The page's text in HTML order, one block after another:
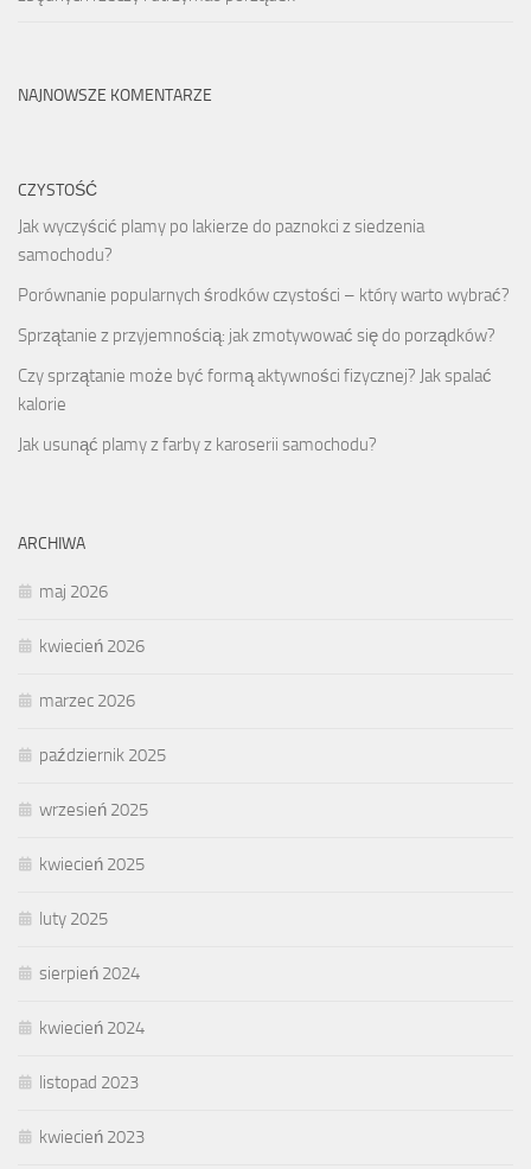
NAJNOWSZE KOMENTARZE
CZYSTOŚĆ
Jak wyczyścić plamy po lakierze do paznokci z siedzenia
samochodu?
Porównanie popularnych środków czystości – który warto wybrać?
Sprzątanie z przyjemnością: jak zmotywować się do porządków?
Czy sprzątanie może być formą aktywności fizycznej? Jak spalać
kalorie
Jak usunąć plamy z farby z karoserii samochodu?
ARCHIWA
maj 2026
kwiecień 2026
marzec 2026
październik 2025
wrzesień 2025
kwiecień 2025
luty 2025
sierpień 2024
kwiecień 2024
listopad 2023
kwiecień 2023